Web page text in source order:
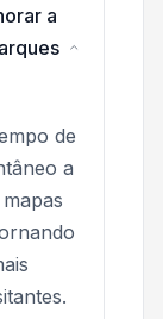
a
de
a